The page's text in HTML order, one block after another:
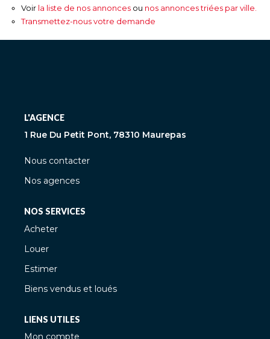
ACTUALITÉS
Voir la liste de nos annonces ou nos annonces triées par ville.
Transmettez-nous votre demande
L'AGENCE
1 Rue Du Petit Pont, 78310 Maurepas
Nous contacter
Nos agences
NOS SERVICES
Acheter
Louer
Estimer
Biens vendus et loués
LIENS UTILES
Mon compte